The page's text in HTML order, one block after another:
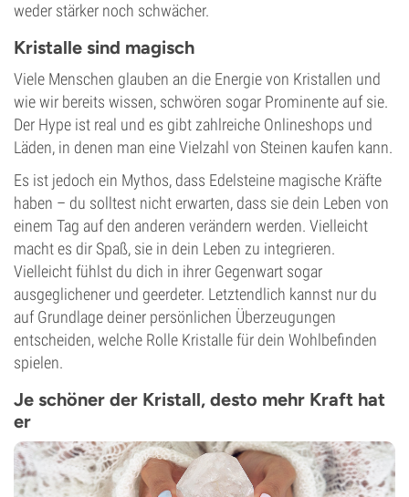
weder stärker noch schwächer.
Kristalle sind magisch
Viele Menschen glauben an die Energie von Kristallen und
wie wir bereits wissen, schwören sogar Prominente auf sie.
Der Hype ist real und es gibt zahlreiche Onlineshops und
Läden, in denen man eine Vielzahl von Steinen kaufen kann.
Es ist jedoch ein Mythos, dass Edelsteine magische Kräfte
haben – du solltest nicht erwarten, dass sie dein Leben von
einem Tag auf den anderen verändern werden. Vielleicht
macht es dir Spaß, sie in dein Leben zu integrieren.
Vielleicht fühlst du dich in ihrer Gegenwart sogar
ausgeglichener und geerdeter. Letztendlich kannst nur du
auf Grundlage deiner persönlichen Überzeugungen
entscheiden, welche Rolle Kristalle für dein Wohlbefinden
spielen.
Je schöner der Kristall, desto mehr Kraft hat
er